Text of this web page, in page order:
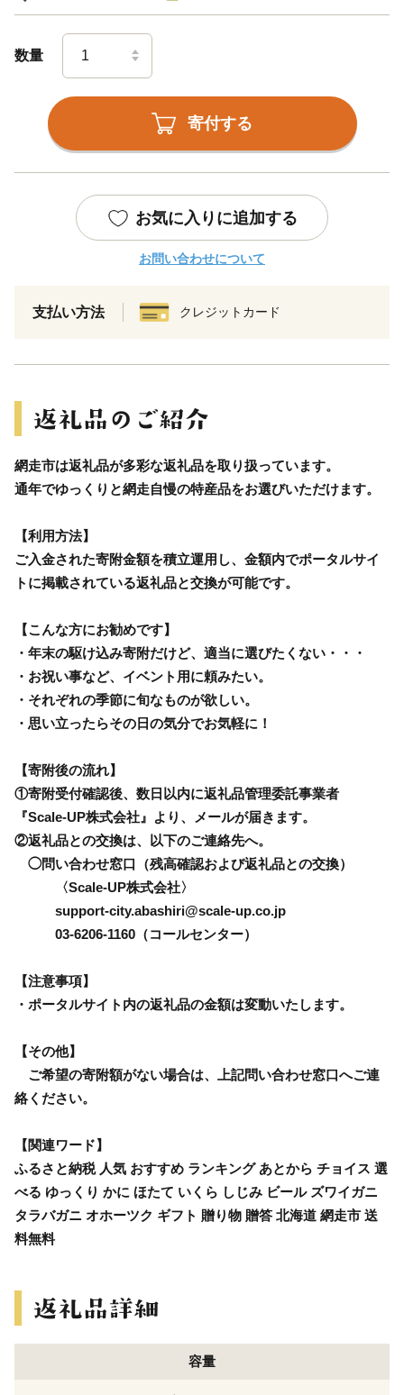
数量
寄付する
お気に入りに追加する
お問い合わせについて
支払い方法 クレジットカード
網走市は返礼品が多彩な返礼品を取り扱っています。
通年でゆっくりと網走自慢の特産品をお選びいただけます。
【利用方法】
ご入金された寄附金額を積立運用し、金額内でポータルサイ
トに掲載されている返礼品と交換が可能です。
【こんな方にお勧めです】
・年末の駆け込み寄附だけど、適当に選びたくない・・・
・お祝い事など、イベント用に頼みたい。
・それぞれの季節に旬なものが欲しい。
・思い立ったらその日の気分でお気軽に！
【寄附後の流れ】
①寄附受付確認後、数日以内に返礼品管理委託事業者
『Scale-UP株式会社』より、メールが届きます。
②返礼品との交換は、以下のご連絡先へ。
◯問い合わせ窓口（残高確認および返礼品との交換）
〈Scale-UP株式会社〉
support-city.abashiri@scale-up.co.jp
03-6206-1160（コールセンター）
【注意事項】
・ポータルサイト内の返礼品の金額は変動いたします。
【その他】
ご希望の寄附額がない場合は、上記問い合わせ窓口へご連
絡ください。
【関連ワード】
ふるさと納税 人気 おすすめ ランキング あとから チョイス 選
べる ゆっくり かに ほたて いくら しじみ ビール ズワイガニ
タラバガニ オホーツク ギフト 贈り物 贈答 北海道 網走市 送
料無料
容量